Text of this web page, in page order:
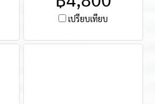
เปรียบเทียบ